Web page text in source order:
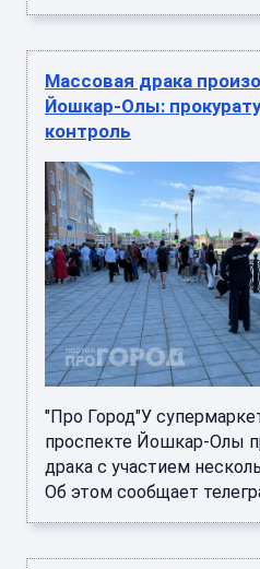
Массовая драка
Йошкар-Олы:
контроль
"Про Город"У
проспекте Йошкар-Олы
драка с участием
Об этом сообщает